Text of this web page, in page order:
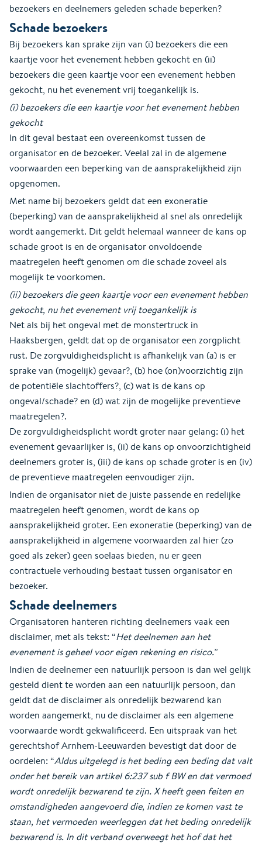
bezoekers en deelnemers geleden schade beperken?
Schade bezoekers
Bij bezoekers kan sprake zijn van (i) bezoekers die een
kaartje voor het evenement hebben gekocht en (ii)
bezoekers die geen kaartje voor een evenement hebben
gekocht, nu het evenement vrij toegankelijk is.
(i) bezoekers die een kaartje voor het evenement hebben
gekocht
In dit geval bestaat een overeenkomst tussen de
organisator en de bezoeker. Veelal zal in de algemene
voorwaarden een beperking van de aansprakelijkheid zijn
opgenomen.
Met name bij bezoekers geldt dat een exoneratie
(beperking) van de aansprakelijkheid al snel als onredelijk
wordt aangemerkt. Dit geldt helemaal wanneer de kans op
schade groot is en de organisator onvoldoende
maatregelen heeft genomen om die schade zoveel als
mogelijk te voorkomen.
(ii) bezoekers die geen kaartje voor een evenement hebben
gekocht, nu het evenement vrij toegankelijk is
Net als bij het ongeval met de monstertruck in
Haaksbergen, geldt dat op de organisator een zorgplicht
rust. De zorgvuldigheidsplicht is afhankelijk van (a) is er
sprake van (mogelijk) gevaar?, (b) hoe (on)voorzichtig zijn
de potentiële slachtoffers?, (c) wat is de kans op
ongeval/schade? en (d) wat zijn de mogelijke preventieve
maatregelen?.
De zorgvuldigheidsplicht wordt groter naar gelang: (i) het
evenement gevaarlijker is, (ii) de kans op onvoorzichtigheid
deelnemers groter is, (iii) de kans op schade groter is en (iv)
de preventieve maatregelen eenvoudiger zijn.
Indien de organisator niet de juiste passende en redelijke
maatregelen heeft genomen, wordt de kans op
aansprakelijkheid groter. Een exoneratie (beperking) van de
aansprakelijkheid in algemene voorwaarden zal hier (zo
goed als zeker) geen soelaas bieden, nu er geen
contractuele verhouding bestaat tussen organisator en
bezoeker.
Schade deelnemers
Organisatoren hanteren richting deelnemers vaak een
disclaimer, met als tekst: “Het deelnemen aan het
evenement is geheel voor eigen rekening en risico.”
Indien de deelnemer een natuurlijk persoon is dan wel gelijk
gesteld dient te worden aan een natuurlijk persoon, dan
geldt dat de disclaimer als onredelijk bezwarend kan
worden aangemerkt, nu de disclaimer als een algemene
voorwaarde wordt gekwalificeerd. Een uitspraak van het
gerechtshof Arnhem-Leeuwarden bevestigt dat door de
oordelen: “Aldus uitgelegd is het beding een beding dat valt
onder het bereik van artikel 6:237 sub f BW en dat vermoed
wordt onredelijk bezwarend te zijn. X heeft geen feiten en
omstandigheden aangevoerd die, indien ze komen vast te
staan, het vermoeden weerleggen dat het beding onredelijk
bezwarend is. In dit verband overweegt het hof dat het